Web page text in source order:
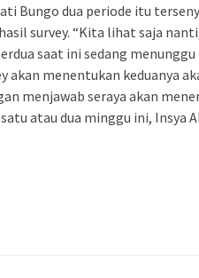
Bungo dua periode itu
survey. “Kita lihat saja
saat ini sedang
akan menentukan keduanya
menjawab seraya akan
atau dua minggu ini, Insya